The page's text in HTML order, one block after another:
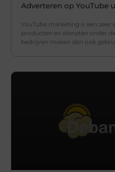
Adverteren op YouTube
YouTube marketing is een zeer
producten en diensten onder
bedrijven maken dan ook